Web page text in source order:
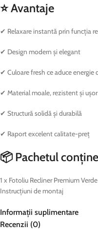
⭐ Avantaje
✔ Relaxare instantă prin funcția
✔ Design modern și elegant
✔ Culoare fresh ce aduce energie
✔ Material moale, rezistent și
✔ Structură solidă și durabilă
✔ Raport excelent calitate-preț
📦 Pachetul conține
1 x Fotoliu Recliner Premium Verde
Instrucțiuni de montaj
Informații suplimentare
Recenzii (0)